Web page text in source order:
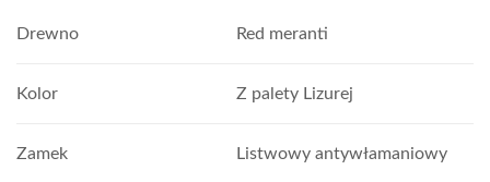
Drewno Red meranti
Kolor Z palety Lizurej
Zamek Listwowy antywłamaniowy